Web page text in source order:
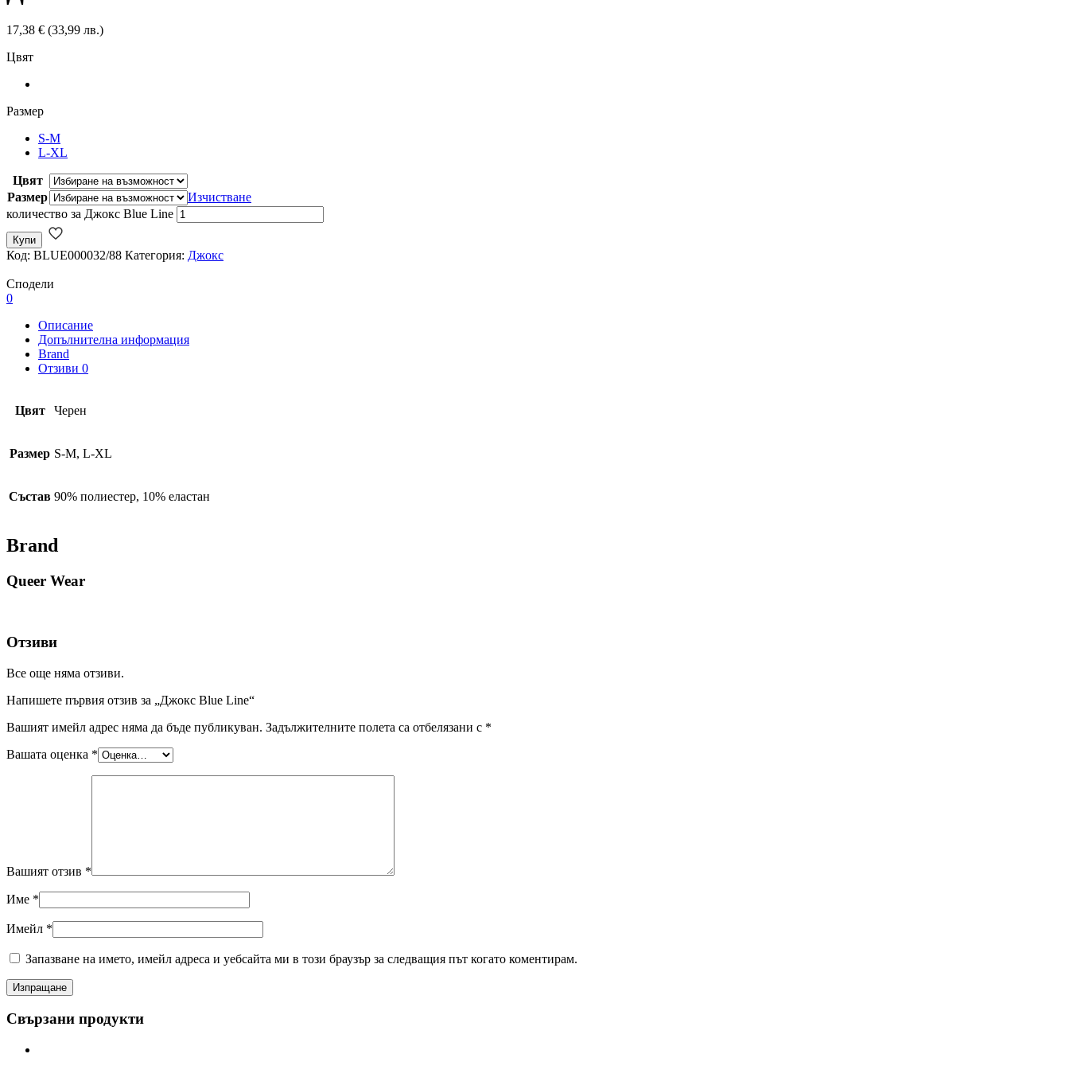
17,38 € (33,99 лв.)
Цвят
Размер
S-M
L-XL
Цвят
Размер
Изчистване
количество за Джокс Blue Line
Купи
Код: BLUE000032/88 Категория: Джокс
Сподели
0
Описание
Допълнителна информация
Brand
Отзиви 0
Цвят Черен
Размер S-M, L-XL
Състав 90% полиестер, 10% еластан
Brand
Queer Wear
Отзиви
Все още няма отзиви.
Напишете първия отзив за „Джокс Blue Line“
Вашият имейл адрес няма да бъде публикуван. Задължителните полета са отбелязани с *
Вашата оценка *
Вашият отзив *
Име *
Имейл *
Запазване на името, имейл адреса и уебсайта ми в този браузър за следващия път когато коментирам.
Свързани продукти